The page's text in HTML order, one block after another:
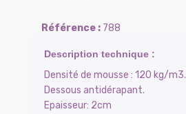
788
Densité de mousse : 120 kg/m3.
Dessous antidérapant.
Epaisseur: 2cm